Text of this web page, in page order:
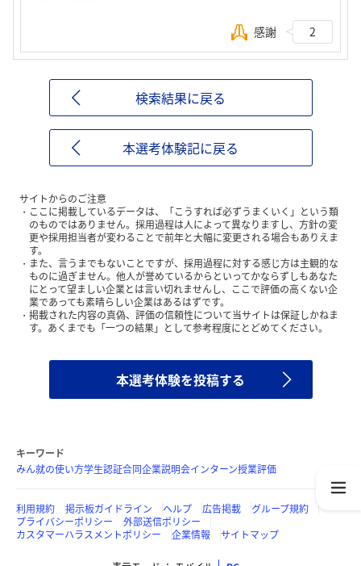
感謝 2
検索結果に戻る
本選考体験記に戻る
サイトからのご注意
ここに掲載しているデータは、「こうすれば必ずうまくいく」という類
のものではありません。採用過程は人によって異なりますし、方針の変
更や採用担当者が変わることで前年と大幅に変更される場合もありえま
す。
また、言うまでもないことですが、採用過程に対する感じ方は主観的な
ものに過ぎません。他人が誉めているからといってかならずしもあなた
にとって望ましい企業とは言い切れませんし、ここで評価の高くない企
業であっても素晴らしい企業はあるはずです。
掲載された内容の真偽、評価の信頼性について当サイトは保証しかねま
す。あくまでも「一つの結果」として参考程度にとどめてください。
本選考体験を投稿する
キーワード
みん就の使い方学生認証合同企業説明会インターン授業評価
利用規約 掲示板ガイドライン ヘルプ 広告掲載
グループ規約
プライバシーポリシー
外部送信ポリシー
カスタマーハラスメントポリシー
企業情報 サイトマップ